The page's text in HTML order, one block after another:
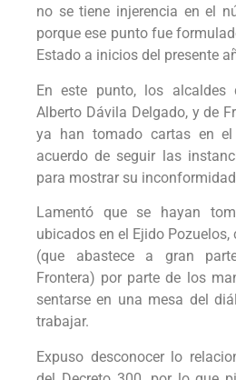
no se tiene injerencia en el
porque ese punto fue
Estado a inicios del presente
En este punto, los alcaldes
Alberto Dávila Delgado, y de
ya han tomado cartas en
acuerdo de seguir las
para mostrar su
Lamentó que se hayan
ubicados en el Ejido Pozuelos,
(que abastece a gran
Frontera) por parte de los
sentarse en una mesa del
trabajar.
Expuso desconocer lo